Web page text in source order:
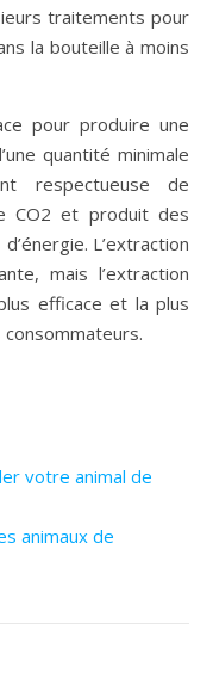
traitements pour
la bouteille à moins
pour produire une
quantité minimale
respectueuse de
CO2 et produit des
L’extraction
mais l’extraction
efficace et la plus
votre animal de
animaux de